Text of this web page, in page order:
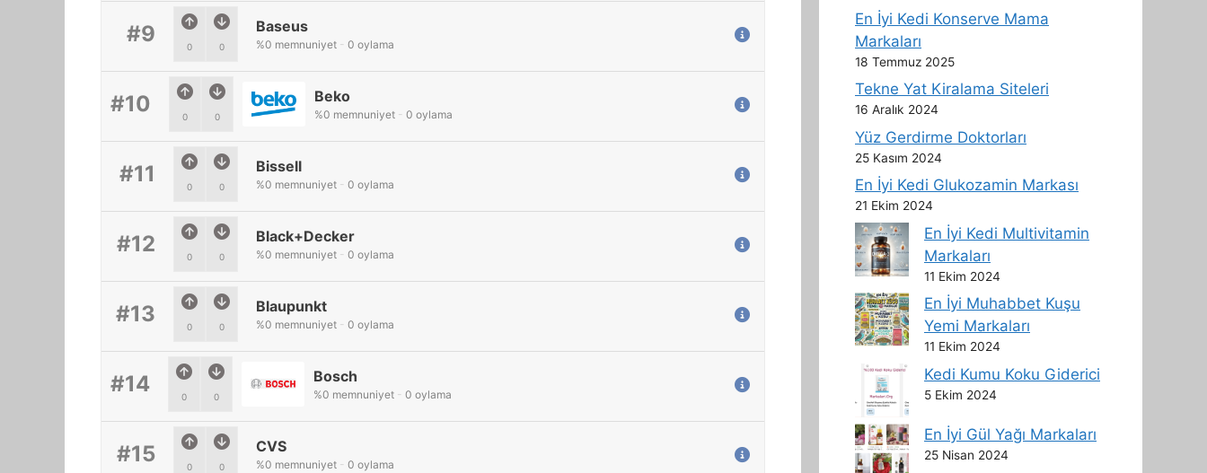
#9 0 0
Baseus
%0 memnuniyet - 0 oylama
#10 0 0
Beko
%0 memnuniyet - 0 oylama
#11 0 0
Bissell
%0 memnuniyet - 0 oylama
#12 0 0
Black+Decker
%0 memnuniyet - 0 oylama
#13 0 0
Blaupunkt
%0 memnuniyet - 0 oylama
#14 0 0
Bosch
%0 memnuniyet - 0 oylama
#15 0 0
CVS
%0 memnuniyet - 0 oylama
En İyi Kedi Konserve Mama
Markaları
18 Temmuz 2025
Tekne Yat Kiralama Siteleri
16 Aralık 2024
Yüz Gerdirme Doktorları
25 Kasım 2024
En İyi Kedi Glukozamin Markası
21 Ekim 2024
En İyi Kedi Multivitamin
Markaları
11 Ekim 2024
En İyi Muhabbet Kuşu
Yemi Markaları
11 Ekim 2024
Kedi Kumu Koku Giderici
5 Ekim 2024
En İyi Gül Yağı Markaları
25 Nisan 2024